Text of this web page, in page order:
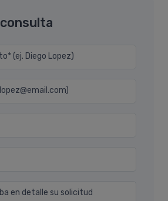
(ej. Diego Lopez)
en detalle su solicitud